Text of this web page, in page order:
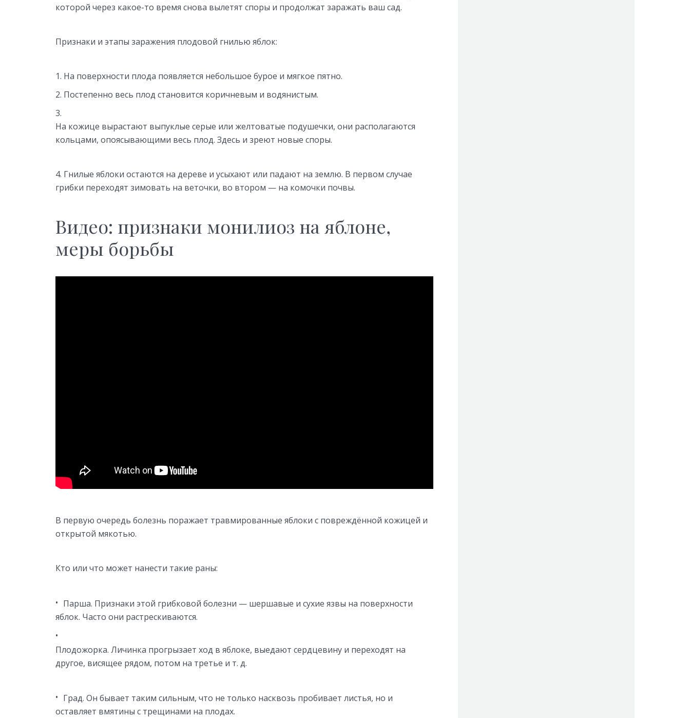
которой через какое-то время снова вылетят споры и продолжат заражать ваш сад.
Признаки и этапы заражения плодовой гнилью яблок:
На поверхности плода появляется небольшое бурое и мягкое пятно.
Постепенно весь плод становится коричневым и водянистым.
На кожице вырастают выпуклые серые или желтоватые подушечки, они располагаются
кольцами, опоясывающими весь плод. Здесь и зреют новые споры.
Гнилые яблоки остаются на дереве и усыхают или падают на землю. В первом случае
грибки переходят зимовать на веточки, во втором — на комочки почвы.
Видео: признаки монилиоз на яблоне,
меры борьбы
В первую очередь болезнь поражает травмированные яблоки с повреждённой кожицей и
открытой мякотью.
Кто или что может нанести такие раны:
Парша. Признаки этой грибковой болезни — шершавые и сухие язвы на поверхности
яблок. Часто они растрескиваются.
Плодожорка. Личинка прогрызает ход в яблоке, выедают сердцевину и переходят на
другое, висящее рядом, потом на третье и т. д.
Град. Он бывает таким сильным, что не только насквозь пробивает листья, но и
оставляет вмятины с трещинами на плодах.